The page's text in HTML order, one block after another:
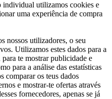
individual utilizamos cookies e
uma experiência de compra
nossos utilizadores, o seu
Utilizamos estes dados para a
te mostrar publicidade e
para a análise das estatísticas
comparar os teus dados
e mostrar-te ofertas através
fornecedores, apenas se já